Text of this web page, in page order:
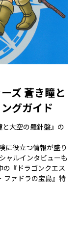
ズ 蒼き瞳と
グガイド
と大空の羅針盤』の
に役立つ情報が盛り
ャルインタビューも
の『ドラゴンクエス
ファドラの宝島』特